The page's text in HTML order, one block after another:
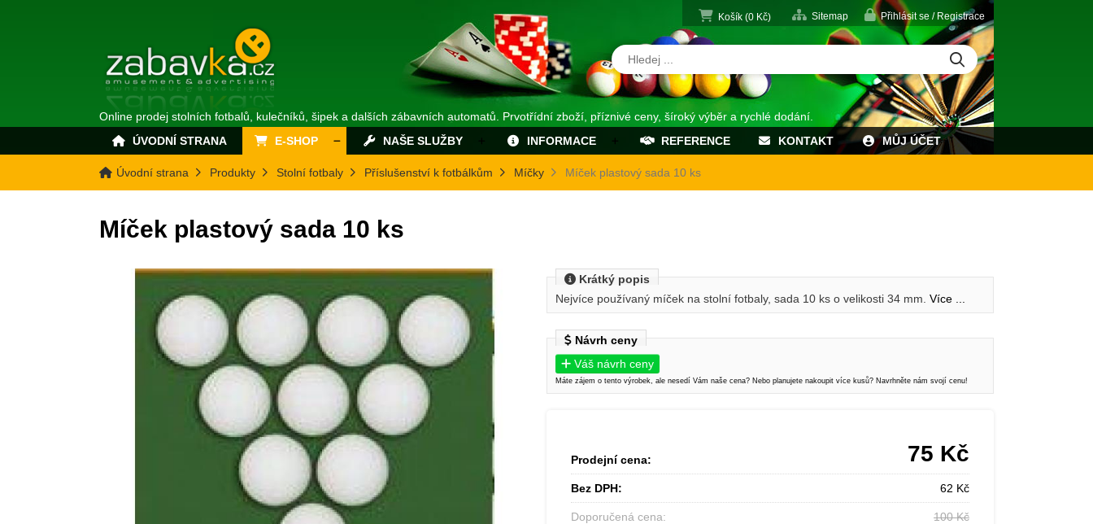
Košík (0 Kč) Sitemap Přihlásit se / Registrace
Online prodej stolních fotbalů, kulečníků, šipek a dalších zábavních automatů. Prvotřídní zboží, příznivé ceny, šíroký výběr a rychlé dodání.
ÚVODNÍ STRANA
E-SHOP NAŠE SLUŽBY INFORMACE REFERENCE KONTAKT MŮJ ÚČET
Úvodní strana Produkty Stolní fotbaly Příslušenství k fotbálkům Míčky Míček plastový sada 10 ks
Míček plastový sada 10 ks
Krátký popis
Nejvíce používaný míček na stolní fotbaly, sada 10 ks o velikosti 34 mm. Více ...
Návrh ceny
Váš návrh ceny
Máte zájem o tento výrobek, ale nesedí Vám naše cena? Nebo planujete nakoupit více kusů? Navrhněte nám svojí cenu!
Prodejní cena: 75 Kč
Bez DPH: 62 Kč
Doporučená cena: 100Kč